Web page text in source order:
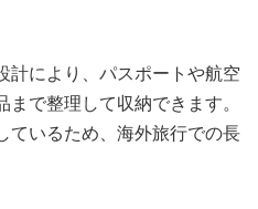
計により、パスポートや航空
で整理して収納できます。
ているため、海外旅行での長